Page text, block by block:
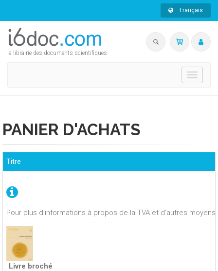
Français
la librairie des documents scientifiques
Toggle
PANIER D'ACHATS
Pour plus d'informations à propos de la TVA et d'autres
Titre
Livre broché